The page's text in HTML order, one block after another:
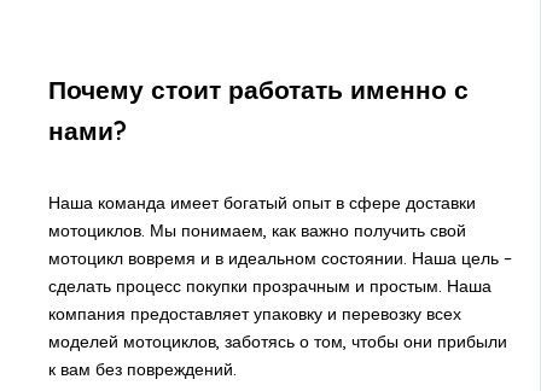
Почему стоит работать именно с
нами?
Наша команда имеет богатый опыт в сфере доставки
мотоциклов. Мы понимаем, как важно получить свой
мотоцикл вовремя и в идеальном состоянии. Наша цель –
сделать процесс покупки прозрачным и простым. Наша
компания предоставляет упаковку и перевозку всех
моделей мотоциклов, заботясь о том, чтобы они прибыли
к вам без повреждений.